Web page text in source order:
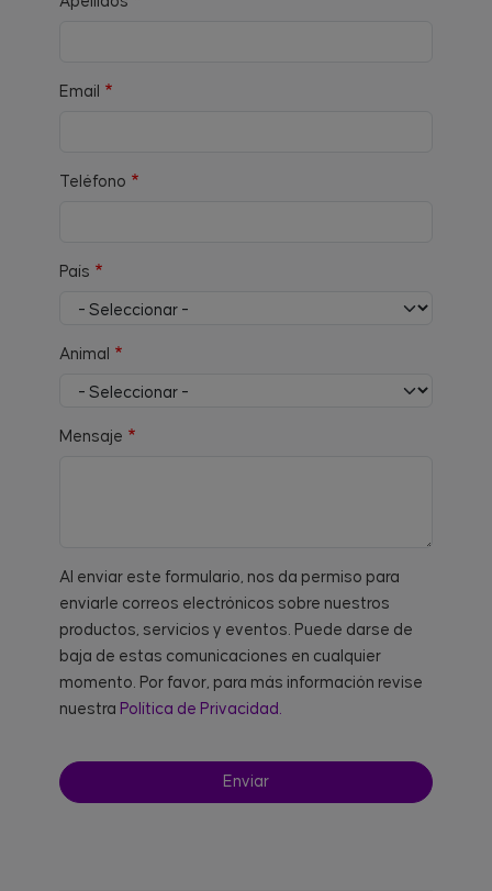
Email
Teléfono
País
Animal
Mensaje
Al enviar este formulario, nos da permiso para
enviarle correos electrónicos sobre nuestros
productos, servicios y eventos. Puede darse de
baja de estas comunicaciones en cualquier
momento. Por favor, para más información revise
nuestra Política de Privacidad.